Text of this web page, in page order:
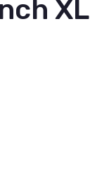
XL